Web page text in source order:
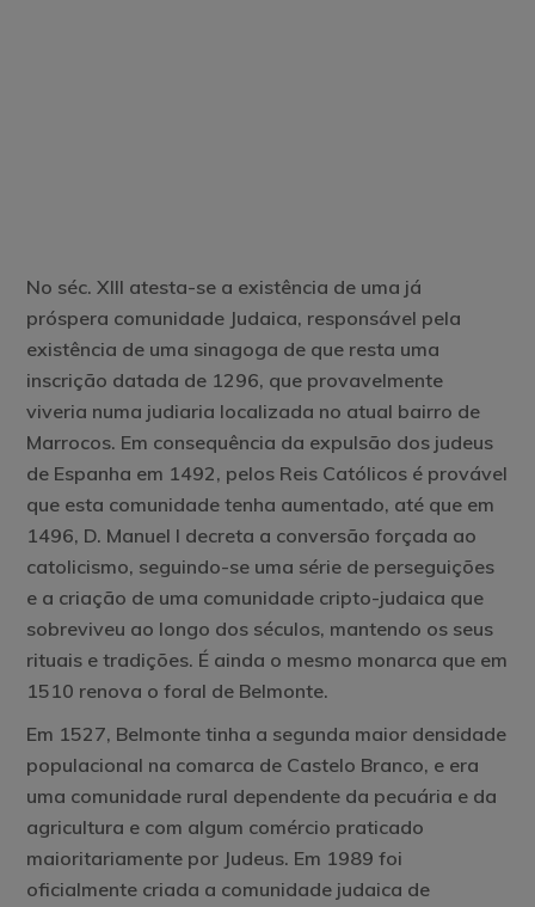
No séc. XIII atesta-se a existência de uma já
próspera comunidade Judaica, responsável pela
existência de uma sinagoga de que resta uma
inscrição datada de 1296, que provavelmente
viveria numa judiaria localizada no atual bairro de
Marrocos. Em consequência da expulsão dos judeus
de Espanha em 1492, pelos Reis Católicos é provável
que esta comunidade tenha aumentado, até que em
1496, D. Manuel I decreta a conversão forçada ao
catolicismo, seguindo-se uma série de perseguições
e a criação de uma comunidade cripto-judaica que
sobreviveu ao longo dos séculos, mantendo os seus
rituais e tradições. É ainda o mesmo monarca que em
1510 renova o foral de Belmonte.
Em 1527, Belmonte tinha a segunda maior densidade
populacional na comarca de Castelo Branco, e era
uma comunidade rural dependente da pecuária e da
agricultura e com algum comércio praticado
maioritariamente por Judeus. Em 1989 foi
oficialmente criada a comunidade judaica de